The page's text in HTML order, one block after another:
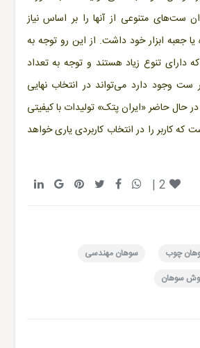
متنوعی از آنها را بر اساس نیاز
یا جعبه ابزار خود داشت. از این رو توجه به
دارای تنوع زیاد هستند و توجه به تعداد
وجود دارد می‌تواند در انتخاب نهایی
در حال حاضر «ایران پتک» تولیدات با کیفیتی
که کاربر را در انتخاب کاربردی یاری خواهد
2
|
چوب
سوهان مهندسی
سوهان